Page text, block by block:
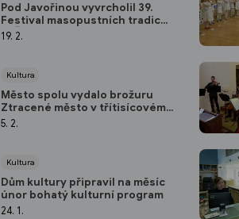
Pod Javořinou vyvrcholil 39.
Festival masopustních tradic
FAŠANK 2026
19. 2.
Kultura
Město spolu vydalo brožuru
Ztracené město v třítisícovém
nákladu
5. 2.
Kultura
Dům kultury připravil na měsíc
únor bohatý kulturní program
24. 1.